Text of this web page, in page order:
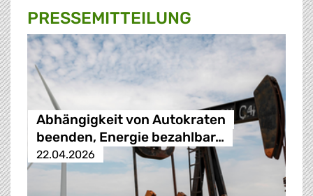
PRESSE­MITTEILUNG
Abhängigkeit von Autokraten
beenden, Energie bezahlbar…
22.04.2026